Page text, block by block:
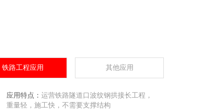
铁路工程应用 其他应用
应用特点：运营铁路隧道口波纹钢拱接长工程，
重量轻，施工快，不需要支撑结构